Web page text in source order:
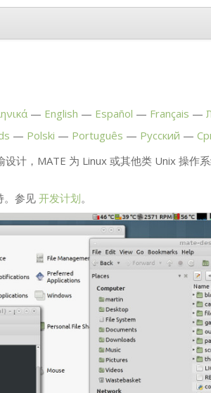
English Español Français
Polski Português Русский
计， MATE 为 Linux 或其他类 Unix 操作
。参见 开发计划。